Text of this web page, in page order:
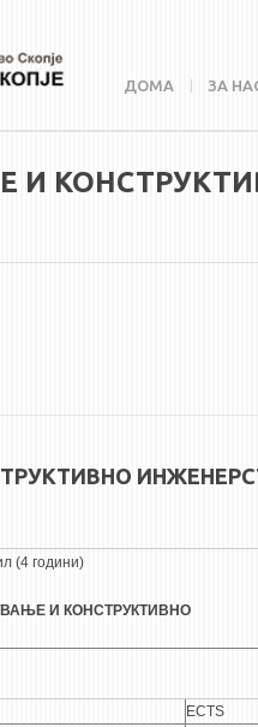
ДОМА ЗА
И
(4 години)
И КОНСТРУКТИВНО
ECTS